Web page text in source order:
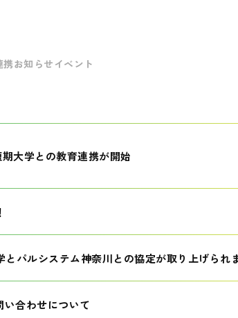
携お知らせ イベント
大学との教育連携が開始
とパルシステム神奈川との協定が取り上げられ
合わせについて